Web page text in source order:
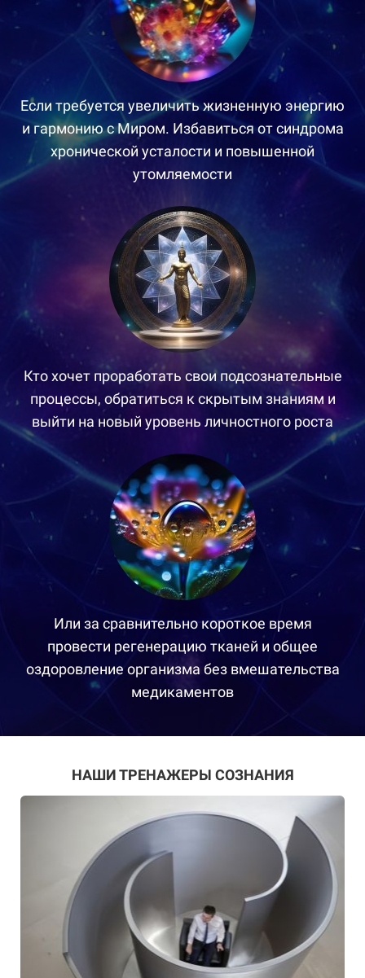
Если требуется увеличить жизненную энергию
и гармонию с Миром. Избавиться от синдрома
хронической усталости и повышенной
утомляемости
Кто хочет проработать свои подсознательные
процессы, обратиться к скрытым знаниям и
выйти на новый уровень личностного роста
Или за сравнительно короткое время
провести регенерацию тканей и общее
оздоровление организма без вмешательства
медикаментов
НАШИ ТРЕНАЖЕРЫ СОЗНАНИЯ